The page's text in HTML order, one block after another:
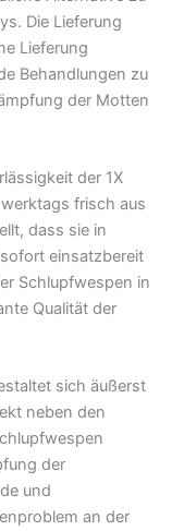
Die Lieferung
Lieferung
Behandlungen zu
der Motten
der 1X
frisch aus
dass sie in
einsatzbereit
Schlupfwespen in
Qualität der
sich äußerst
neben den
der
und
an der